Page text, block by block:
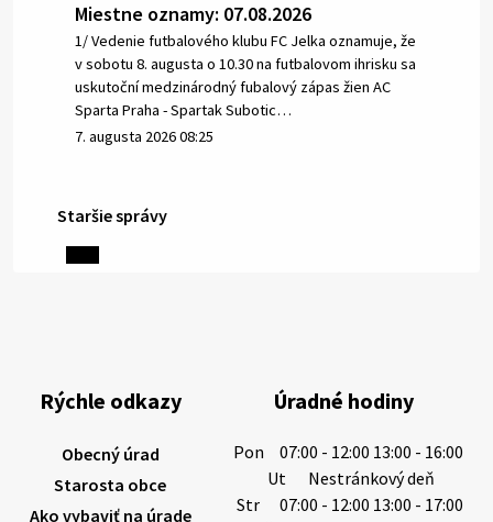
Miestne oznamy: 07.08.2026
1/ Vedenie futbalového klubu FC Jelka oznamuje, že
v sobotu 8. augusta o 10.30 na futbalovom ihrisku sa
uskutoční medzinárodný fubalový zápas žien AC
Sparta Praha - Spartak Subotic…
7. augusta 2026 08:25
6. augusta 2026 08:13
výdatnosti vodárenských zdrojov.
Západoslovenská vodárenská spoločnosť preto
6. augusta 2026 08:12
Staršie správy
Rýchle odkazy
Obecný úrad
Starosta obce
Ako vybaviť na úrade
Úradné hodiny
Pon
07:00 - 12:00 13:00 - 16:00
Ut
Nestránkový deň
Str
07:00 - 12:00 13:00 - 17:00